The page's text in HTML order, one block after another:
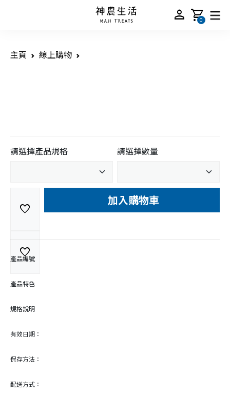
person shopping_cart
0
主頁 線上購物
請選擇產品規格 請選擇數量
favorite
favorite
加入購物車
產品編號
產品特色
規格說明
有效日期：
保存方法：
配送方式：